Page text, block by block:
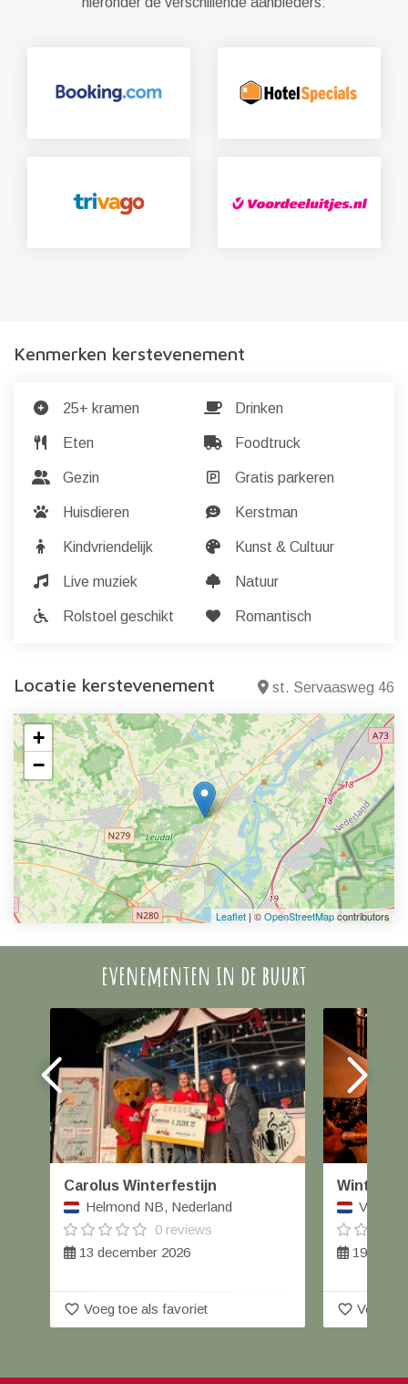
Kenmerken kerstevenement
25+ kramen Drinken
Eten Foodtruck
Gezin Gratis parkeren
Huisdieren Kerstman
Kindvriendelijk Kunst & Cultuur
Live muziek Natuur
Rolstoel geschikt Romantisch
Locatie kerstevenement st. Servaasweg 46
+
−
Leaflet| ©OpenStreetMapcontributors
evenementen in de buurt
Carolus Winterfestijn
Helmond NB, Nederland
0 reviews
13 december 2026
favorite_border Voeg toe als favoriet
Veghel,
19 t/m
favorite_border Voeg